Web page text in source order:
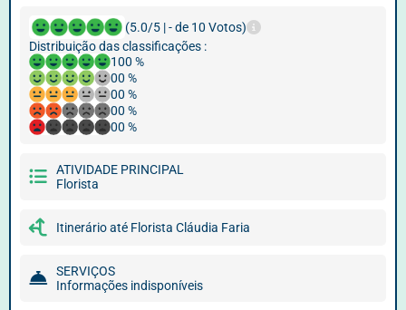
(5.0/5 | - de 10 Votos)
Distribuição das classificações :
100 %
00 %
00 %
00 %
00 %
ATIVIDADE PRINCIPAL
Florista
Itinerário até Florista Cláudia Faria
SERVIÇOS
Informações indisponíveis